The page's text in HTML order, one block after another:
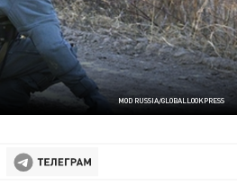
MOD RUSSIA/GLOBALLOOKPRESS